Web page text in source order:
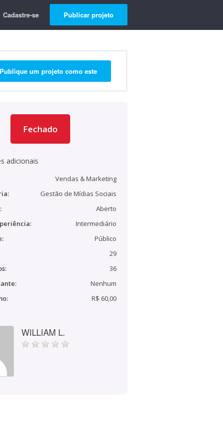
Cadastre-se Publicar projeto
Publique um projeto como este
Fechado
adicionais
Vendas & Marketing
Gestão de Mídias Sociais
Aberto
Intermediário
Público
29
36
Nenhum
R$ 60,00
WILLIAM L.